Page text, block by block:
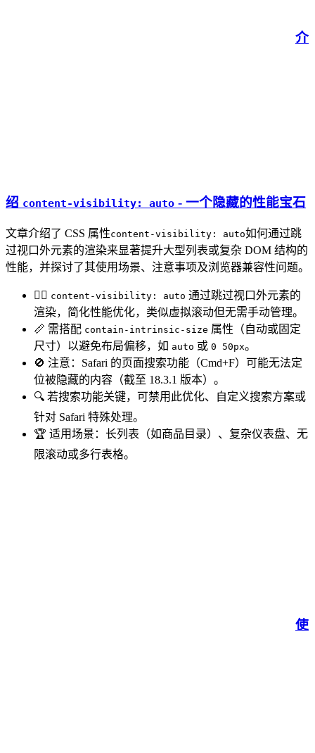
介
绍 content-visibility: auto - 一个隐藏的性能宝石
文章介绍了 CSS 属性content-visibility: auto如何通过跳
过视口外元素的渲染来显著提升大型列表或复杂 DOM 结构的
性能，并探讨了其使用场景、注意事项及浏览器兼容性问题。
🧙‍♂️ content-visibility: auto 通过跳过视口外元素的
渲染，简化性能优化，类似虚拟滚动但无需手动管理。
📏 需搭配 contain-intrinsic-size 属性（自动或固定
尺寸）以避免布局偏移，如 auto 或 0 50px。
🚫 注意：Safari 的页面搜索功能（Cmd+F）可能无法定
位被隐藏的内容（截至 18.3.1 版本）。
🔍 若搜索功能关键，可禁用此优化、自定义搜索方案或
针对 Safari 特殊处理。
🏆 适用场景：长列表（如商品目录）、复杂仪表盘、无
限滚动或多行表格。
使